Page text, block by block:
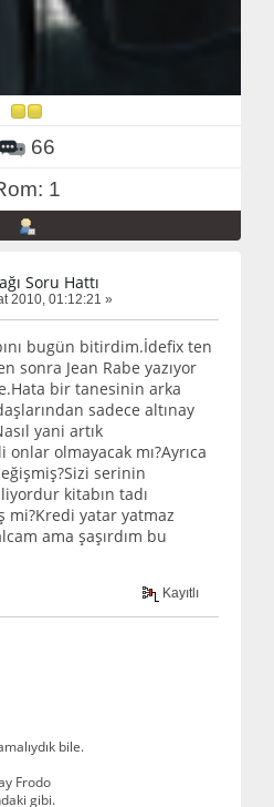
66
1
Soru Hattı
2010, 01:12:21 »
bugün bitirdim.İdefix ten
sonra Jean Rabe yazıyor
bir tanesinin arka
sadece altınay
yani artık
olmayacak mı?Ayrıca
serinin
kitabın tadı
mi?Kredi yatar yatmaz
ama şaşırdım bu
Kayıtlı
bile.
Frodo
gibi.